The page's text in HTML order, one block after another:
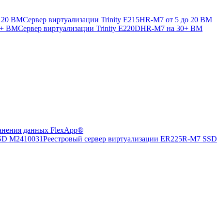
Сервер виртуализации Trinity E215HR-M7 от 5 до 20 ВМ
Сервер виртуализации Trinity E220DHR-M7 на 30+ ВМ
данных FlexApp®
Реестровый сервер виртуализации ER225R-M7